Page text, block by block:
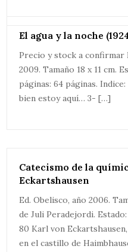
El agua y la noche
Precio y stock a confirmar
2009. Tamaño 18 x 11 cm.
páginas: 64 páginas.
bien estoy aquí… 3- […]
Catecismo de la
Eckartshausen
Ed. Obelisco, año 2006.
de Juli Peradejordi.
80 Karl von
en el castillo de